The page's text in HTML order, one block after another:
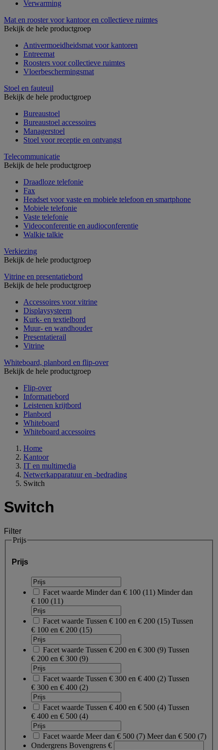
Verwarming
Mat en rooster voor kantoor en collectieve ruimtes
Bekijk de hele productgroep
Antivermoeidheidsmat voor kantoren
Entreemat
Roosters voor collectieve ruimtes
Vloerbeschermingsmat
Stoel en fauteuil
Bekijk de hele productgroep
Bureaustoel
Bureaustoel accessoires
Managerstoel
Stoel voor receptie en ontvangst
Telecommunicatie
Bekijk de hele productgroep
Draadloze telefonie
Fax
Headset voor vaste en mobiele telefoon en smartphone
Mobiele telefonie
Vaste telefonie
Videoconferentie en audioconferentie
Walkie talkie
Verkiezing
Bekijk de hele productgroep
Vitrine en presentatiebord
Bekijk de hele productgroep
Accessoires voor vitrine
Displaysysteem
Kurk- en textielbord
Muur- en wandhouder
Presentatierail
Vitrine
Whiteboard, planbord en flip-over
Bekijk de hele productgroep
Flip-over
Informatiebord
Leistenen krijtbord
Planbord
Whiteboard
Whiteboard accessoires
Home
Kantoor
IT en multimedia
Netwerkapparatuur en -bedrading
Switch
Switch
Filter
Prijs
Prijs
Facet waarde Minder dan € 100 (11) Minder dan
€ 100 (11)
Facet waarde Tussen € 100 en € 200 (15) Tussen
€ 100 en € 200 (15)
Facet waarde Tussen € 200 en € 300 (9) Tussen
€ 200 en € 300 (9)
Facet waarde Tussen € 300 en € 400 (2) Tussen
€ 300 en € 400 (2)
Facet waarde Tussen € 400 en € 500 (4) Tussen
€ 400 en € 500 (4)
Facet waarde Meer dan € 500 (7) Meer dan € 500 (7)
Ondergrens Bovengrens €